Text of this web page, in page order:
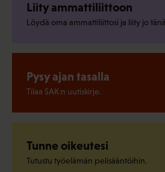
Liity ammattiliittoon
Löydä oma ammattiliittosi ja liity jo
Pysy ajan tasalla
Tilaa SAK:n uutiskirje.
Tunne oikeutesi
Tutustu työelämän pelisääntöihin.